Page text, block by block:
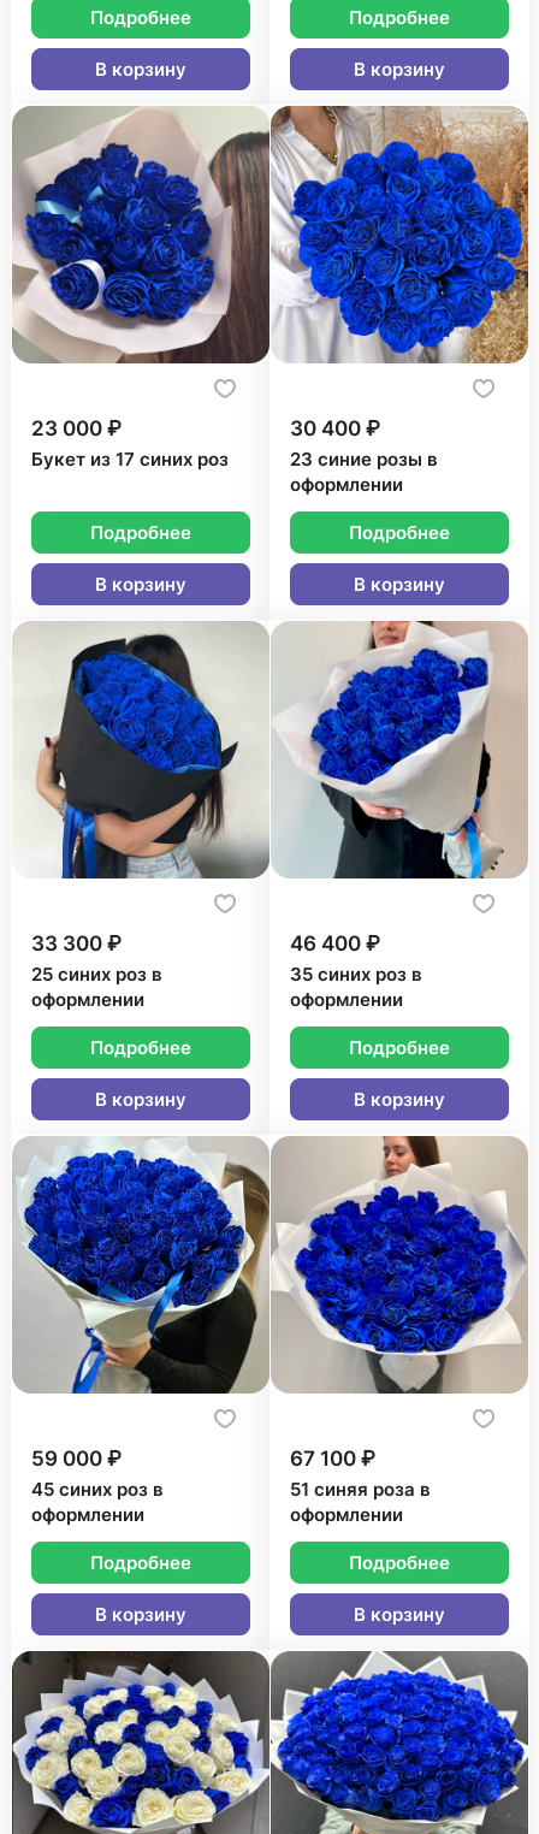
Подробнее
В корзину
Подробнее
В корзину
23 000 ₽
Букет из 17 синих роз
Подробнее
В корзину
30 400 ₽
23 синие розы в
оформлении
Подробнее
В корзину
33 300 ₽
25 синих роз в
оформлении
Подробнее
В корзину
46 400 ₽
35 синих роз в
оформлении
Подробнее
В корзину
59 000 ₽
45 синих роз в
оформлении
Подробнее
В корзину
67 100 ₽
51 синяя роза в
оформлении
Подробнее
В корзину